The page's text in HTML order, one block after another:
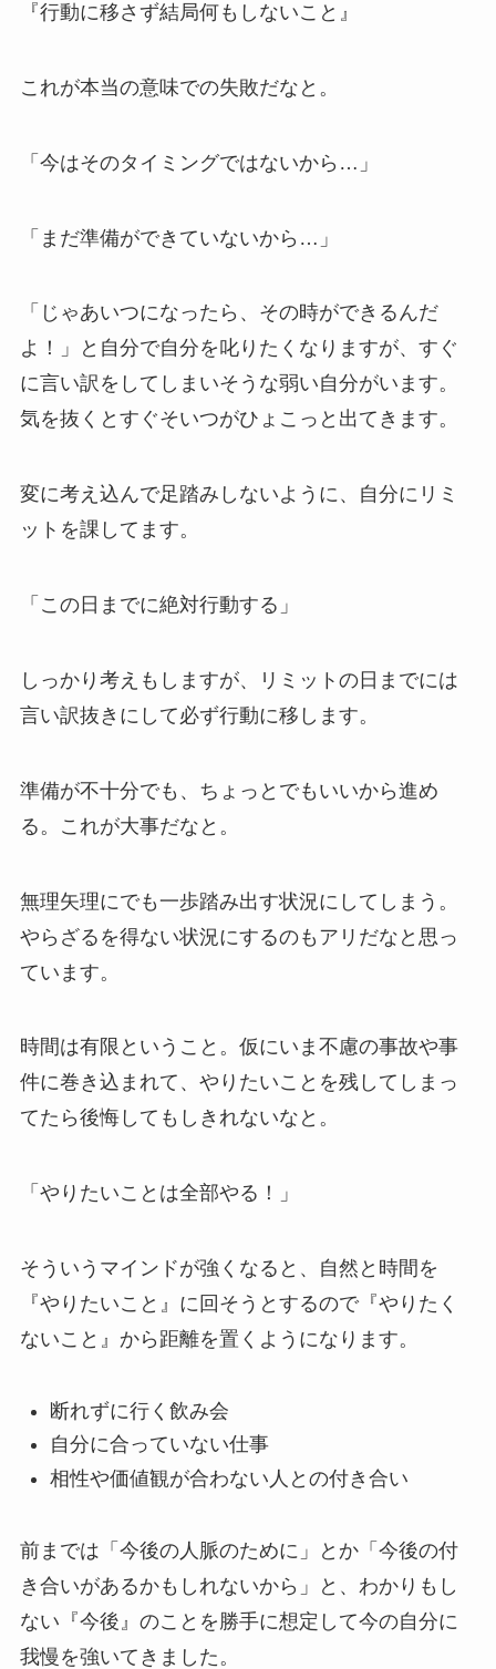
『行動に移さず結局何もしないこと』
これが本当の意味での失敗だなと。
「今はそのタイミングではないから…」
「まだ準備ができていないから…」
「じゃあいつになったら、その時ができるんだ
よ！」と自分で自分を叱りたくなりますが、すぐ
に言い訳をしてしまいそうな弱い自分がいます。
気を抜くとすぐそいつがひょこっと出てきます。
変に考え込んで足踏みしないように、自分にリミ
ットを課してます。
「この日までに絶対行動する」
しっかり考えもしますが、リミットの日までには
言い訳抜きにして必ず行動に移します。
準備が不十分でも、ちょっとでもいいから進め
る。これが大事だなと。
無理矢理にでも一歩踏み出す状況にしてしまう。
やらざるを得ない状況にするのもアリだなと思っ
ています。
時間は有限ということ。仮にいま不慮の事故や事
件に巻き込まれて、やりたいことを残してしまっ
てたら後悔してもしきれないなと。
「やりたいことは全部やる！」
そういうマインドが強くなると、自然と時間を
『やりたいこと』に回そうとするので『やりたく
ないこと』から距離を置くようになります。
断れずに行く飲み会
自分に合っていない仕事
相性や価値観が合わない人との付き合い
前までは「今後の人脈のために」とか「今後の付
き合いがあるかもしれないから」と、わかりもし
ない『今後』のことを勝手に想定して今の自分に
我慢を強いてきました。